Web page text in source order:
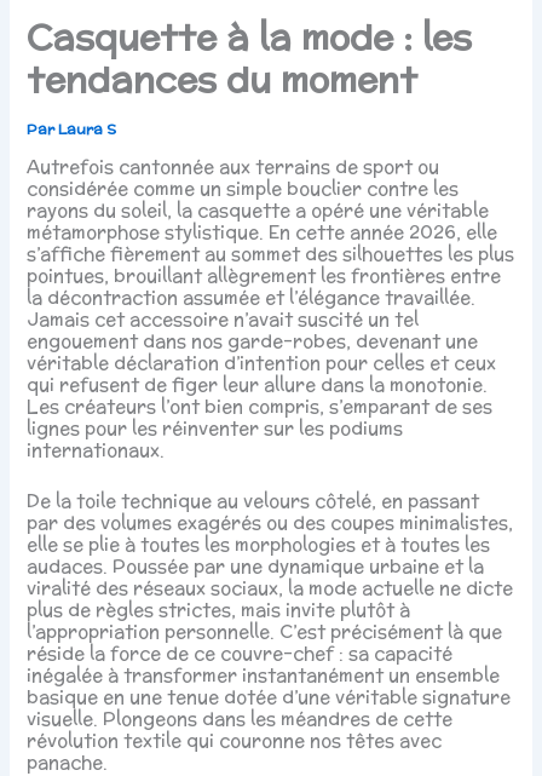
Casquette à la mode : les
tendances du moment
ParLaura S
Autrefois cantonnée aux terrains de sport ou
considérée comme un simple bouclier contre les
rayons du soleil, la casquette a opéré une véritable
métamorphose stylistique. En cette année 2026, elle
s’affiche fièrement au sommet des silhouettes les plus
pointues, brouillant allègrement les frontières entre
la décontraction assumée et l’élégance travaillée.
Jamais cet accessoire n’avait suscité un tel
engouement dans nos garde-robes, devenant une
véritable déclaration d’intention pour celles et ceux
qui refusent de figer leur allure dans la monotonie.
Les créateurs l’ont bien compris, s’emparant de ses
lignes pour les réinventer sur les podiums
internationaux.
De la toile technique au velours côtelé, en passant
par des volumes exagérés ou des coupes minimalistes,
elle se plie à toutes les morphologies et à toutes les
audaces. Poussée par une dynamique urbaine et la
viralité des réseaux sociaux, la mode actuelle ne dicte
plus de règles strictes, mais invite plutôt à
l’appropriation personnelle. C’est précisément là que
réside la force de ce couvre-chef : sa capacité
inégalée à transformer instantanément un ensemble
basique en une tenue dotée d’une véritable signature
visuelle. Plongeons dans les méandres de cette
révolution textile qui couronne nos têtes avec
panache.